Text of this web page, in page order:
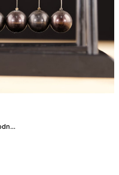
Pracovní listy - vhodné i pro ZŠ